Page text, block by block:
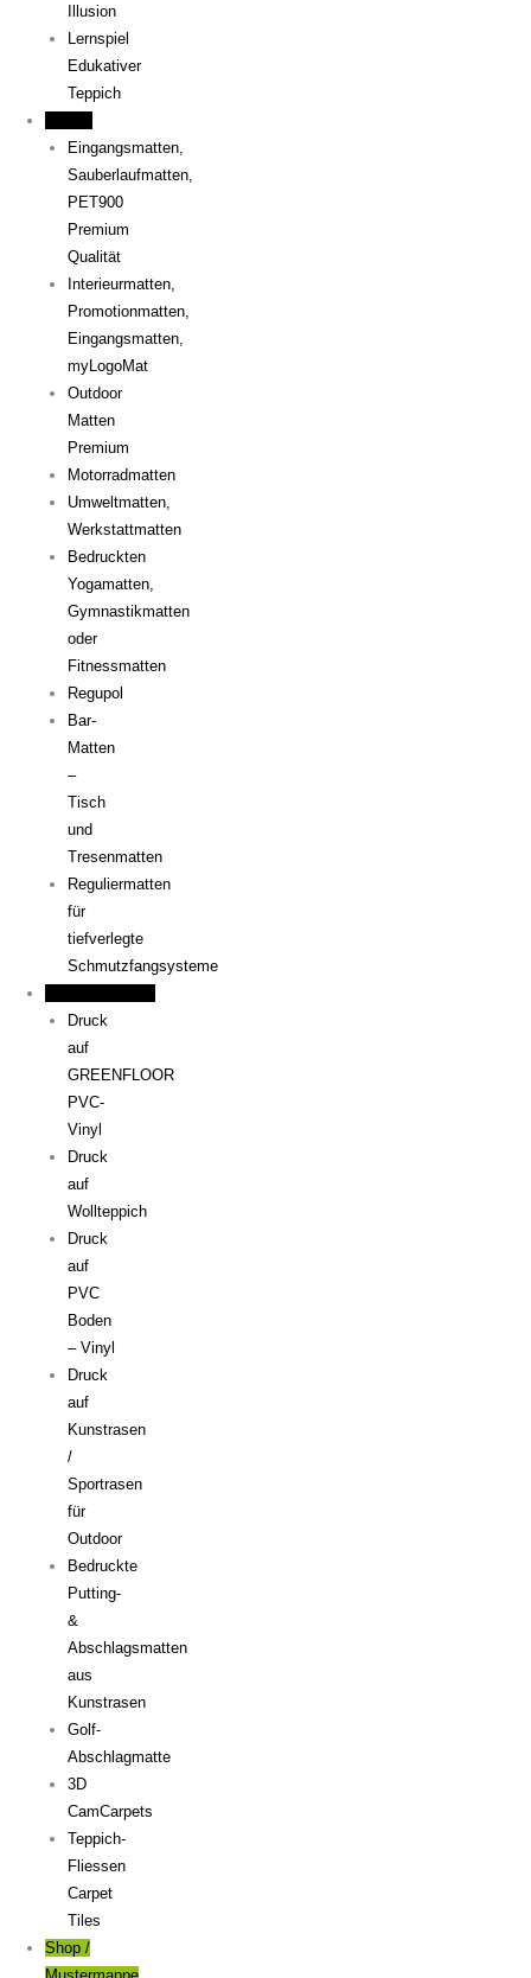
Illusion
Lernspiel
Edukativer
Teppich
Eingangsmatten,
Sauberlaufmatten,
PET900
Premium
Qualität
Interieurmatten,
Promotionmatten,
Eingangsmatten,
myLogoMat
Outdoor
Matten
Premium
Motorradmatten
Umweltmatten,
Werkstattmatten
Bedruckten
Yogamatten,
Gymnastikmatten
oder
Fitnessmatten
Regupol
Bar-
Matten
–
Tisch
und
Tresenmatten
Reguliermatten
für
tiefverlegte
Schmutzfangsysteme
Druck
auf
GREENFLOOR
PVC-
Vinyl
Druck
auf
Wollteppich
Druck
auf
PVC
Boden
– Vinyl
Druck
auf
Kunstrasen
/
Sportrasen
für
Outdoor
Bedruckte
Putting-
&
Abschlagsmatten
aus
Kunstrasen
Golf-
Abschlagmatte​
3D
CamCarpets
Teppich-
Fliessen
Carpet
Tiles
Shop /